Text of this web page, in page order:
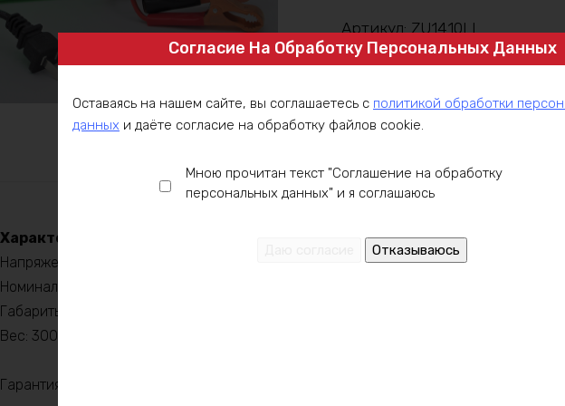
Артикул:ZU1410LI
Категория:Блоки питания и ЗУ
Характеристики:
Напряжение:12.6В
Номинальный ток: 10A
Габариты: 130×50×40мм
Вес: 300г
Гарантия 3 месяца
Согласие На Обработку Персональных Данных
Оставаясь на нашем сайте, вы соглашаетесь с политикой обработки
данных и даёте согласие на обработку файлов cookie.
Мною прочитан текст "Соглашение на обработку
персональных данных" и я соглашаюсь